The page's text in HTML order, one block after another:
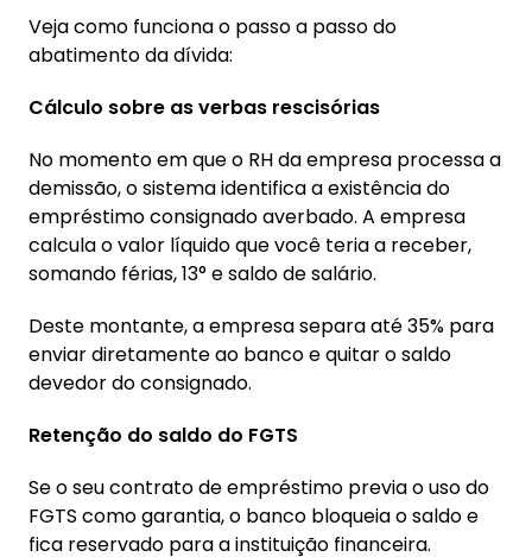
Veja como funciona o passo a passo do
abatimento da dívida:
Cálculo sobre as verbas rescisórias
No momento em que o RH da empresa processa a
demissão, o sistema identifica a existência do
empréstimo consignado averbado. A empresa
calcula o valor líquido que você teria a receber,
somando férias, 13° e saldo de salário.
Deste montante, a empresa separa até 35% para
enviar diretamente ao banco e quitar o saldo
devedor do consignado.
Retenção do saldo do FGTS
Se o seu contrato de empréstimo previa o uso do
FGTS como garantia, o banco bloqueia o saldo e
fica reservado para a instituição financeira.